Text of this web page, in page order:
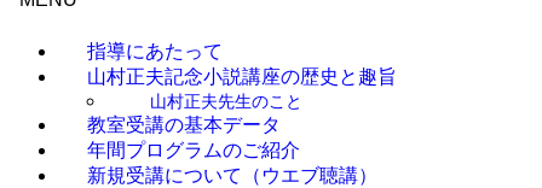
指導にあたって
山村正夫記念小説講座の歴史と趣旨
山村正夫先生のこと
教室受講の基本データ
年間プログラムのご紹介
新規受講について（ウエブ聴講）